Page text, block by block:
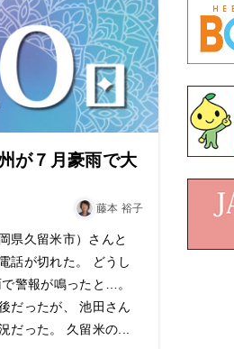
が７月豪雨で大
藤本 裕子
県久留米市）さんと
話が切れた。 どうし
警報が鳴ったと…。
だったが、 池田さん
だった。 久留米の...